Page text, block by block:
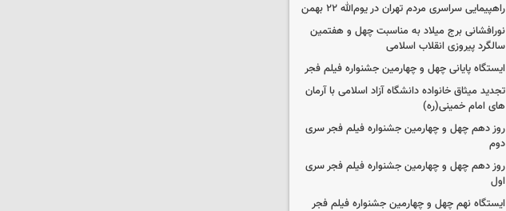
راهپیمایی سراسری مردم تهران در یوم‌الله ۲۲ بهمن
نورافشانی برج میلاد به مناسبت چهل‌ و هفتمین
سالگرد پیروزی انقلاب اسلامی
ایستگاه پایانی چهل و چهارمین جشنواره فیلم فجر
تجدید میثاق خانواده دانشگاه آزاد اسلامی با آرمان
های امام خمینی(ره)
روز دهم چهل و چهارمین جشنواره فیلم فجر سری
دوم
روز دهم چهل و چهارمین جشنواره فیلم فجر سری
اول
ایستگاه نهم چهل و چهارمین جشنواره فیلم فجر